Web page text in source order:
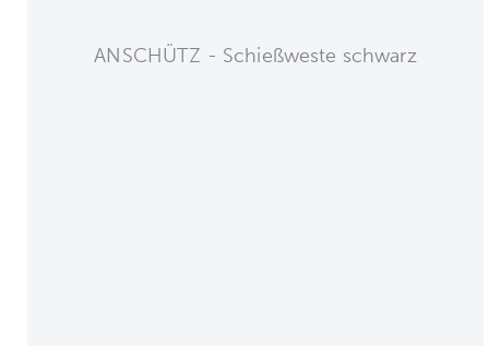
ANSCHÜTZ - Schießweste schwarz